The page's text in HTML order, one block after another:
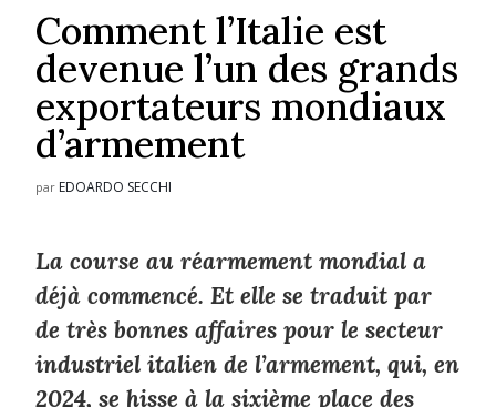
Comment l’Italie est
devenue l’un des grands
exportateurs mondiaux
d’armement
par EDOARDO SECCHI
La course au réarmement mondial a
déjà commencé. Et elle se traduit par
de très bonnes affaires pour le secteur
industriel italien de l’armement, qui, en
2024, se hisse à la sixième place des